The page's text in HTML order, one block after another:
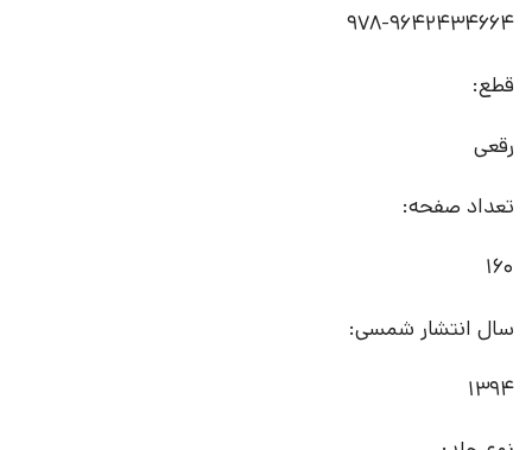
978-9642434664
قطع:
رقعی
تعداد صفحه:
160
سال انتشار شمسی:
1394